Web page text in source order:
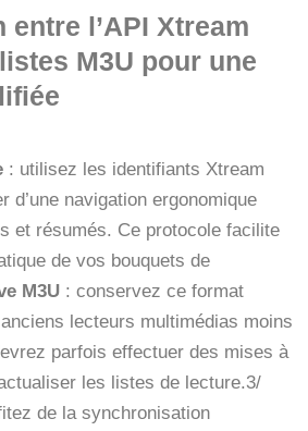
l’API Xtream
M3U pour une
: utilisez les identifiants Xtream
d’une navigation ergonomique
et résumés. Ce protocole facilite
de vos bouquets de
M3U : conservez ce format
lecteurs multimédias moins
parfois effectuer des mises à
les listes de lecture.3/
de la synchronisation